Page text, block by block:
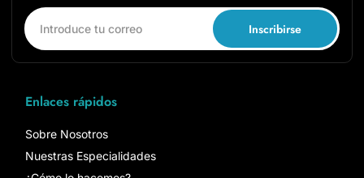
Inscribirse
Enlaces rápidos
Sobre Nosotros
Nuestras Especialidades